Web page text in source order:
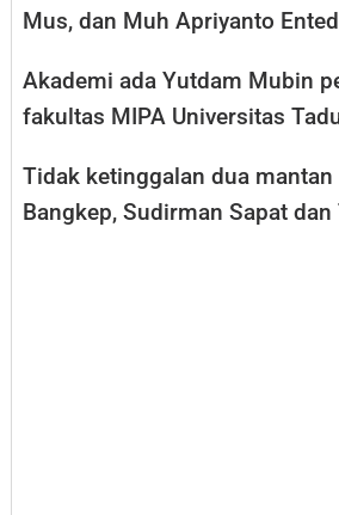
Mus, dan Muh Apriyanto
Akademi ada Yutdam Mubin
fakultas MIPA Universitas
Tidak ketinggalan dua
Bangkep, Sudirman Sapat